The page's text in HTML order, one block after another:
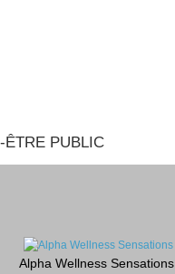
ÊTRE PUBLIC
Alpha Wellness Sensations